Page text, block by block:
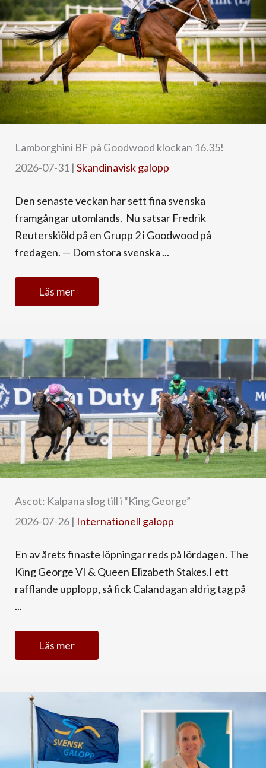
Lamborghini BF på Goodwood klockan 16.35!
2026-07-31 | Skandinavisk galopp
Den senaste veckan har sett fina svenska
framgångar utomlands. Nu satsar Fredrik
Reuterskiöld på en Grupp 2 i Goodwood på
fredagen. — Dom stora svenska ...
Läs mer
Ascot: Kalpana slog till i “King George”
2026-07-26 | Internationell galopp
En av årets finaste löpningar reds på lördagen. The
King George VI & Queen Elizabeth Stakes.I ett
rafflande upplopp, så fick Calandagan aldrig tag på
...
Läs mer